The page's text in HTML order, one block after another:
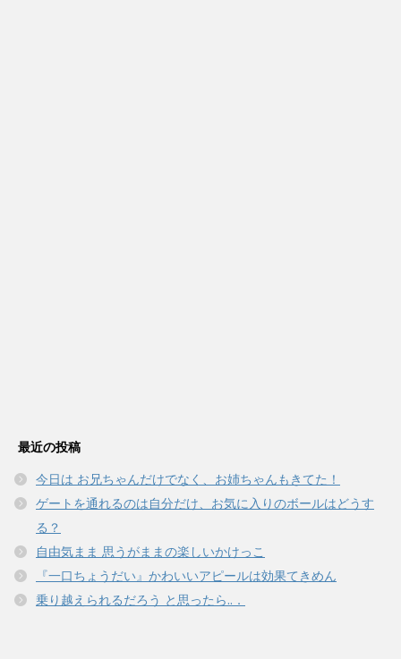
最近の投稿
今日は お兄ちゃんだけでなく、お姉ちゃんもきてた！
ゲートを通れるのは自分だけ、お気に入りのボールはどうす
る？
自由気まま 思うがままの楽しいかけっこ
『一口ちょうだい』かわいいアピールは効果てきめん
乗り越えられるだろう と思ったら..．